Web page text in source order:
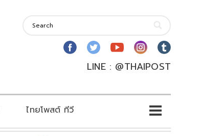
LINE : @THAIPOST
ไทยโพสต์ ทีวี